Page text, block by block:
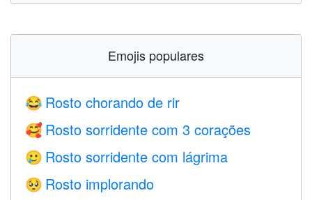
Emojis populares
😂 Rosto chorando de rir
🥰 Rosto sorridente com 3 corações
🥲 Rosto sorridente com lágrima
🥺 Rosto implorando